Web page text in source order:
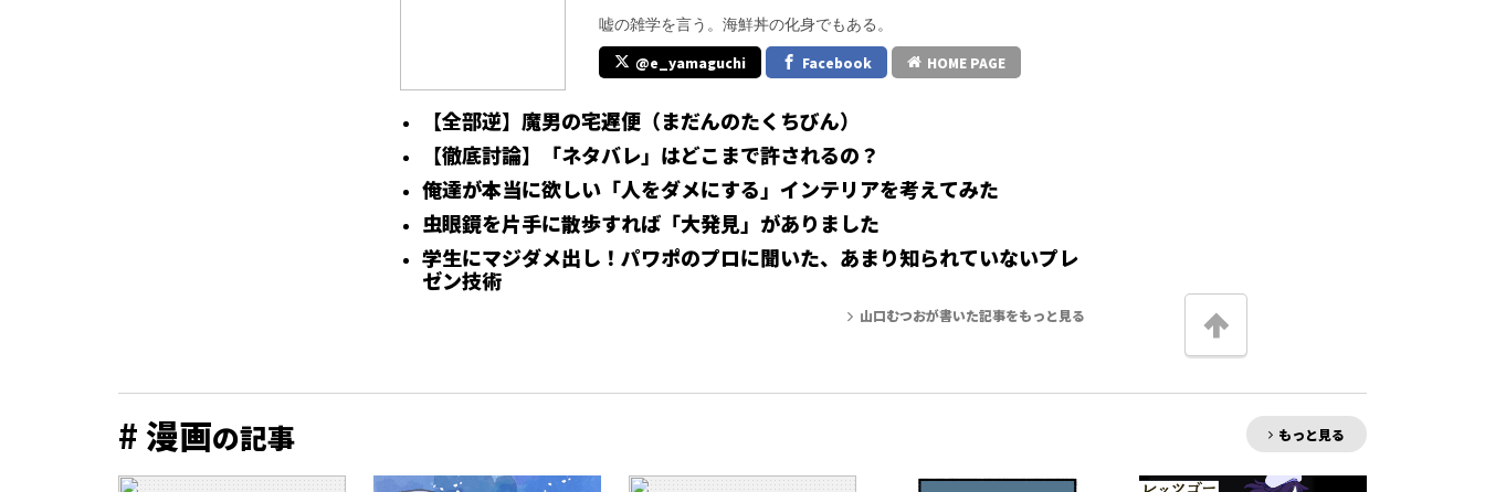
嘘の雑学を言う。海鮮丼の化身でもある。
@e_yamaguchi Facebook HOME PAGE
【全部逆】魔男の宅遅便（まだんのたくちびん）
【徹底討論】「ネタバレ」はどこまで許されるの？
俺達が本当に欲しい「人をダメにする」インテリアを考えてみた
虫眼鏡を片手に散歩すれば「大発見」がありました
学生にマジダメ出し！パワポのプロに聞いた、あまり知られていないプレ
ゼン技術
山口むつおが書いた記事をもっと見る
# 漫画の記事 もっと見る